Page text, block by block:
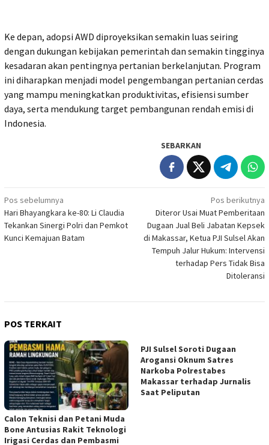
Ke depan, adopsi AWD diproyeksikan semakin luas seiring
dengan dukungan kebijakan pemerintah dan semakin tingginya
kesadaran akan pentingnya pertanian berkelanjutan. Program
ini diharapkan menjadi model pengembangan pertanian cerdas
yang mampu meningkatkan produktivitas, efisiensi sumber
daya, serta mendukung target pembangunan rendah emisi di
Indonesia.
SEBARKAN
Navigasi
pos
Pos sebelumnya
Hari Bhayangkara ke-80: Li Claudia
Tekankan Sinergi Polri dan Pemkot
Kunci Kemajuan Batam
Pos berikutnya
Diteror Usai Muat Pemberitaan
Dugaan Jual Beli Jabatan Kepsek
di Makassar, Ketua PJI Sulsel Akan
Tempuh Jalur Hukum: Intervensi
terhadap Pers Tidak Bisa
Ditoleransi
POS TERKAIT
Calon Teknisi dan Petani Muda
Bone Antusias Rakit Teknologi
Irigasi Cerdas dan Pembasmi
PJI Sulsel Soroti Dugaan
Arogansi Oknum Satres
Narkoba Polrestabes
Makassar terhadap Jurnalis
Saat Peliputan